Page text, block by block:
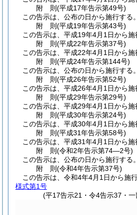
附 則(平成17年告示第49号)
この告示は、公布の日から施行する。
附 則(平成19年告示第43号)
この告示は、平成19年4月1日から施
附 則(平成22年告示第37号)
この告示は、平成22年4月1日から施
附 則(平成24年告示第144号)
この告示は、公布の日から施行する。
附 則(平成26年告示第52号)
この告示は、平成26年4月1日から施
附 則(平成29年告示第29号)
この告示は、平成29年4月1日から施
附 則(平成30年告示第24号)
この告示は、平成30年4月1日から施
附 則(平成31年告示第58号)
この告示は、平成31年4月1日から施
附 則(令和2年告示第74―2号)
この告示は、公布の日から施行する。
附 則(令和4年告示第37号)
この告示は、令和4年4月1日から施行
様式第1号
(平17告示21・令4告示37・一